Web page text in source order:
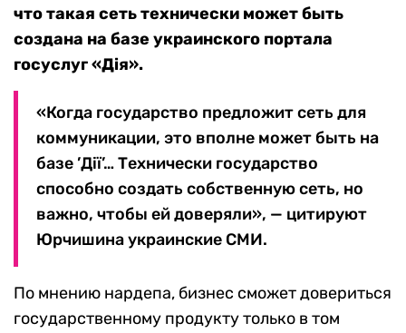
что такая сеть технически может быть
создана на базе украинского портала
госуслуг «Дія».
«Когда государство предложит сеть для
коммуникации, это вполне может быть на
базе ’Дії’… Технически государство
способно создать собственную сеть, но
важно, чтобы ей доверяли», — цитируют
Юрчишина украинские СМИ.
По мнению нардепа, бизнес сможет довериться
государственному продукту только в том